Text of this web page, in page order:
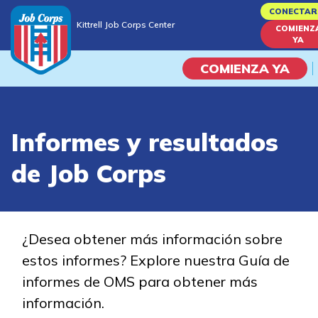
to
content
Kittrell Job Corps Center
YA
COMIENZA YA
Vida En El Campus
Habilidades académicas
Estudiar
Programas de
Informes y resultados
de Job Corps
¿Desea obtener más información sobre
estos informes? Explore nuestra Guía de
informes de OMS para obtener más
información.